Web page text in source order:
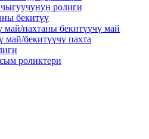
ролиги
бекитүү
май/пахтаны бекитүүчү май
май/бекитүүчү пахта
роликтери